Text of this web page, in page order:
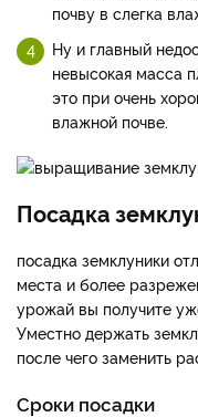
почву в слегка
Ну и главный
невысокая масса
это при очень
влажной почве.
Посадка
посадка земклуники
места и более
урожай вы получите
Уместно держать
после чего заменить
Сроки посадки